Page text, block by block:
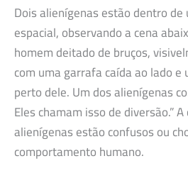
Dois alienígenas estão dentro
espacial, observando a cena
homem deitado de bruços,
com uma garrafa caída ao lado e
perto dele. Um dos alienígenas
Eles chamam isso de diversão.”
alienígenas estão confusos ou
comportamento humano.